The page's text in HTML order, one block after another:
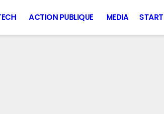
ACTION PUBLIQUE MEDIA